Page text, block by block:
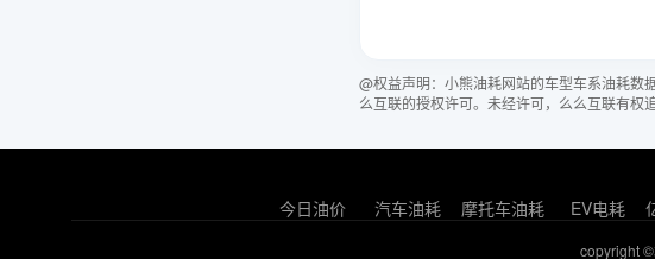
@权益声明：小熊油耗网站的车型车系油耗数
么互联的授权许可。未经许可，么么互联有权
今日油价 汽车油耗 摩托车油耗 EV电耗
copyright